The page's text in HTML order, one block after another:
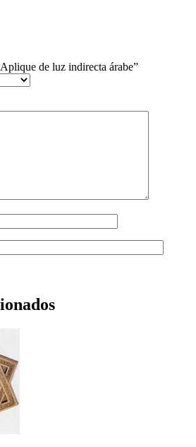
de luz indirecta árabe”